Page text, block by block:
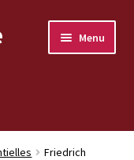
Menu
Friedrich